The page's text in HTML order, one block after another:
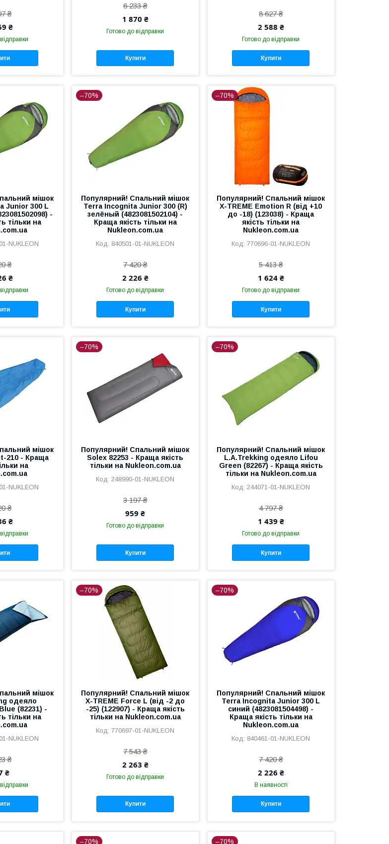
₴
₴
6 233 ₴
1 870 ₴
Готово до відправки
Купити
8 627 ₴
2 588 ₴
Готово до відправки
Купити
мішок
Junior 300 L
-
тільки на
NUKLEON
₴
₴
–70%
Популярний! Спальний мішок
Terra Incognita Junior 300 (R)
зелёный (4823081502104) -
Краща якість тільки на
Nukleon.com.ua
840501-01-NUKLEON
7 420 ₴
2 226 ₴
Готово до відправки
Купити
–70%
Популярний! Спальний мішок
X-TREME Emotion R (від +10
до -18) (123038) - Краща
якість тільки на
Nukleon.com.ua
770696-01-NUKLEON
5 413 ₴
1 624 ₴
Готово до відправки
Купити
мішок
210 - Краща
на
NUKLEON
₴
₴
–70%
Популярний! Спальний мішок
Solex 82253 - Краща якість
тільки на Nukleon.com.ua
248990-01-NUKLEON
3 197 ₴
959 ₴
Готово до відправки
Купити
–70%
Популярний! Спальний мішок
L.A.Trekking одеяло Lifou
Green (82267) - Краща якість
тільки на Nukleon.com.ua
244071-01-NUKLEON
4 797 ₴
1 439 ₴
Готово до відправки
Купити
мішок
одеяло
(82231) -
тільки на
NUKLEON
₴
₴
–70%
Популярний! Спальний мішок
X-TREME Force L (від -2 до
-25) (122907) - Краща якість
тільки на Nukleon.com.ua
770697-01-NUKLEON
7 543 ₴
2 263 ₴
Готово до відправки
Купити
–70%
Популярний! Спальний мішок
Terra Incognita Junior 300 L
синий (4823081504498) -
Краща якість тільки на
Nukleon.com.ua
840461-01-NUKLEON
7 420 ₴
2 226 ₴
В наявності
Купити
–70% –70%